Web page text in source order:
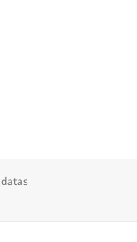
Categorias
datas